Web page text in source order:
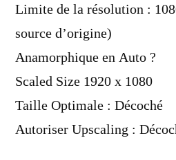
Limite de la résolution :
source d’origine)
Anamorphique en Auto ?
Scaled Size 1920 x 1080
Taille Optimale : Décoché
Autoriser Upscaling :